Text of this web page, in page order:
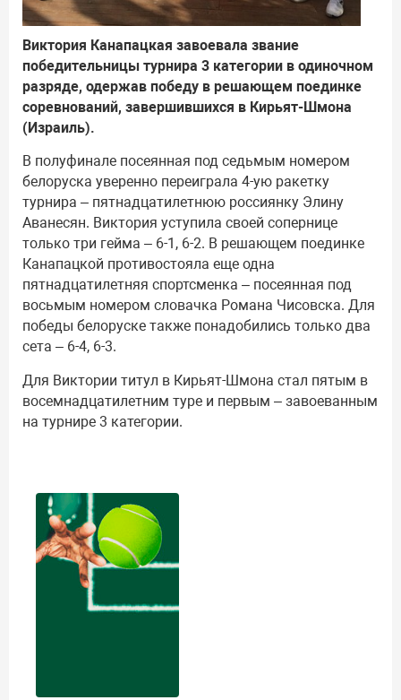
Виктория Канапацкая завоевала звание
победительницы турнира 3 категории в одиночном
разряде, одержав победу в решающем поединке
соревнований, завершившихся в Кирьят-Шмона
(Израиль).
В полуфинале посеянная под седьмым номером
белоруска уверенно переиграла 4-ую ракетку
турнира – пятнадцатилетнюю россиянку Элину
Аванесян. Виктория уступила своей сопернице
только три гейма – 6-1, 6-2. В решающем поединке
Канапацкой противостояла еще одна
пятнадцатилетняя спортсменка – посеянная под
восьмым номером словачка Романа Чисовска. Для
победы белоруске также понадобились только два
сета – 6-4, 6-3.
Для Виктории титул в Кирьят-Шмона стал пятым в
восемнадцатилетним туре и первым – завоеванным
на турнире 3 категории.